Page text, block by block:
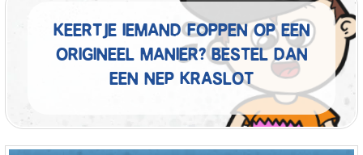
Keertje iemand foppen op een
origineel manier? Bestel dan
een nep kraslot